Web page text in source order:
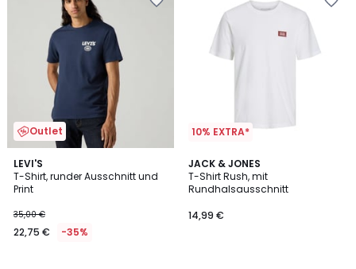
Outlet
LEVI'S
T-Shirt, runder Ausschnitt und
Print
35,00 €
22,75 € -35%
5
/
5
2
Farben
10% EXTRA*
JACK & JONES
T-Shirt Rush, mit
Rundhalsausschnitt
14,99 €
3
Farben